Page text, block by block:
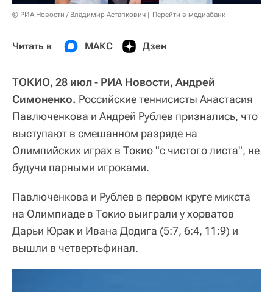
© РИА Новости / Владимир Астапкович Перейти в медиабанк
Читать в МАКС Дзен
ТОКИО, 28 июл - РИА Новости, Андрей
Симоненко. Российские теннисисты Анастасия
Павлюченкова и Андрей Рублев признались, что
выступают в смешанном разряде на
Олимпийских играх в Токио "с чистого листа", не
будучи парными игроками.
Павлюченкова и Рублев в первом круге микста
на Олимпиаде в Токио выиграли у хорватов
Дарьи Юрак и Ивана Додига (5:7, 6:4, 11:9) и
вышли в четвертьфинал.